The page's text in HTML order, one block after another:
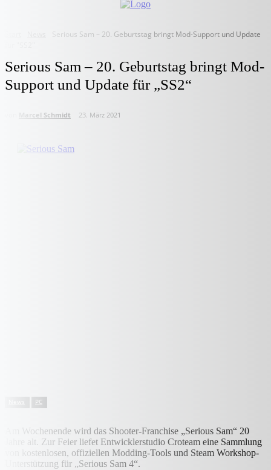
Serious Sam – 20. Geburtstag bringt Mod-Support und Update
Serious Sam – 20. Geburtstag bringt Mod-
Support und Update für „SS2“
Marcel Schmidt 23. März 2021
PC
Am Wochenende wird das Shooter-Franchise „Serious Sam“ 20
Jahre alt. Zur Feier liefet Entwicklerstudio Croteam eine Sammlung
von kostenlosen, offiziellen Modding-Tools und Steam Workshop-
Unterstützung für „Serious Sam 4“.